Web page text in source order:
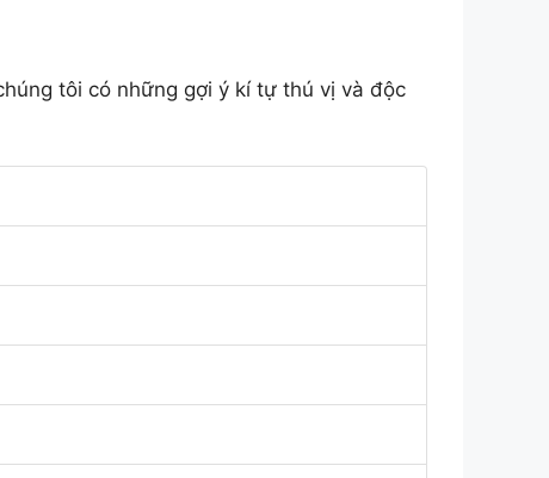
tôi có những gợi ý kí tự thú vị và độc